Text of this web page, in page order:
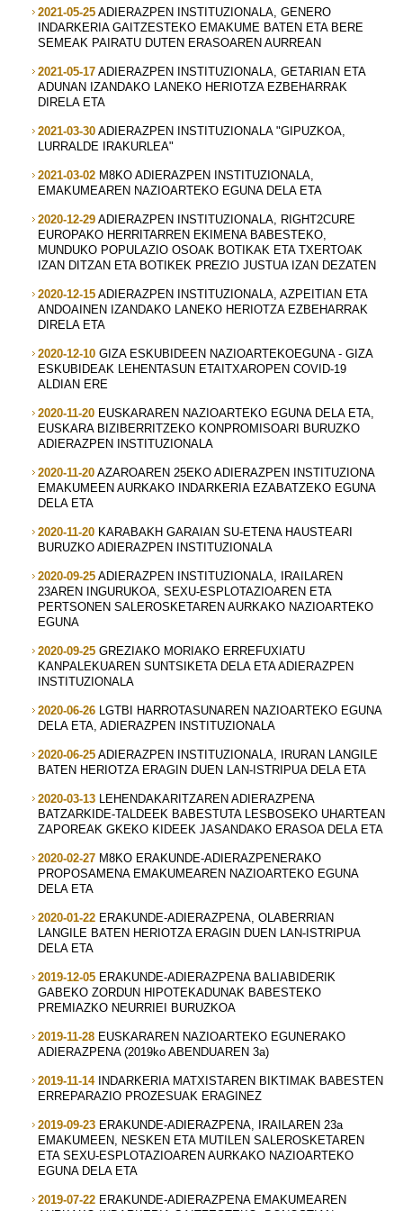
2021-05-25 ADIERAZPEN INSTITUZIONALA, GENERO
INDARKERIA GAITZESTEKO EMAKUME BATEN ETA BERE
SEMEAK PAIRATU DUTEN ERASOAREN AURREAN
2021-05-17 ADIERAZPEN INSTITUZIONALA, GETARIAN ETA
ADUNAN IZANDAKO LANEKO HERIOTZA EZBEHARRAK
DIRELA ETA
2021-03-30 ADIERAZPEN INSTITUZIONALA "GIPUZKOA,
LURRALDE IRAKURLEA"
2021-03-02 M8KO ADIERAZPEN INSTITUZIONALA,
EMAKUMEAREN NAZIOARTEKO EGUNA DELA ETA
2020-12-29 ADIERAZPEN INSTITUZIONALA, RIGHT2CURE
EUROPAKO HERRITARREN EKIMENA BABESTEKO,
MUNDUKO POPULAZIO OSOAK BOTIKAK ETA TXERTOAK
IZAN DITZAN ETA BOTIKEK PREZIO JUSTUA IZAN DEZATEN
2020-12-15 ADIERAZPEN INSTITUZIONALA, AZPEITIAN ETA
ANDOAINEN IZANDAKO LANEKO HERIOTZA EZBEHARRAK
DIRELA ETA
2020-12-10 GIZA ESKUBIDEEN NAZIOARTEKOEGUNA - GIZA
ESKUBIDEAK LEHENTASUN ETAITXAROPEN COVID-19
ALDIAN ERE
2020-11-20 EUSKARAREN NAZIOARTEKO EGUNA DELA ETA,
EUSKARA BIZIBERRITZEKO KONPROMISOARI BURUZKO
ADIERAZPEN INSTITUZIONALA
2020-11-20 AZAROAREN 25EKO ADIERAZPEN INSTITUZIONA
EMAKUMEEN AURKAKO INDARKERIA EZABATZEKO EGUNA
DELA ETA
2020-11-20 KARABAKH GARAIAN SU-ETENA HAUSTEARI
BURUZKO ADIERAZPEN INSTITUZIONALA
2020-09-25 ADIERAZPEN INSTITUZIONALA, IRAILAREN
23AREN INGURUKOA, SEXU-ESPLOTAZIOAREN ETA
PERTSONEN SALEROSKETAREN AURKAKO NAZIOARTEKO
EGUNA
2020-09-25 GREZIAKO MORIAKO ERREFUXIATU
KANPALEKUAREN SUNTSIKETA DELA ETA ADIERAZPEN
INSTITUZIONALA
2020-06-26 LGTBI HARROTASUNAREN NAZIOARTEKO EGUNA
DELA ETA, ADIERAZPEN INSTITUZIONALA
2020-06-25 ADIERAZPEN INSTITUZIONALA, IRURAN LANGILE
BATEN HERIOTZA ERAGIN DUEN LAN-ISTRIPUA DELA ETA
2020-03-13 LEHENDAKARITZAREN ADIERAZPENA
BATZARKIDE-TALDEEK BABESTUTA LESBOSEKO UHARTEAN
ZAPOREAK GKEKO KIDEEK JASANDAKO ERASOA DELA ETA
2020-02-27 M8KO ERAKUNDE-ADIERAZPENERAKO
PROPOSAMENA EMAKUMEAREN NAZIOARTEKO EGUNA
DELA ETA
2020-01-22 ERAKUNDE-ADIERAZPENA, OLABERRIAN
LANGILE BATEN HERIOTZA ERAGIN DUEN LAN-ISTRIPUA
DELA ETA
2019-12-05 ERAKUNDE-ADIERAZPENA BALIABIDERIK
GABEKO ZORDUN HIPOTEKADUNAK BABESTEKO
PREMIAZKO NEURRIEI BURUZKOA
2019-11-28 EUSKARAREN NAZIOARTEKO EGUNERAKO
ADIERAZPENA (2019ko ABENDUAREN 3a)
2019-11-14
INDARKERIA MATXISTAREN BIKTIMAK BABESTEN
ERREPARAZIO PROZESUAK ERAGINEZ
2019-09-23 ERAKUNDE-ADIERAZPENA, IRAILAREN 23a
EMAKUMEEN, NESKEN ETA MUTILEN SALEROSKETAREN
ETA SEXU-ESPLOTAZIOAREN AURKAKO NAZIOARTEKO
EGUNA DELA ETA
2019-07-22 ERAKUNDE-ADIERAZPENA EMAKUMEAREN